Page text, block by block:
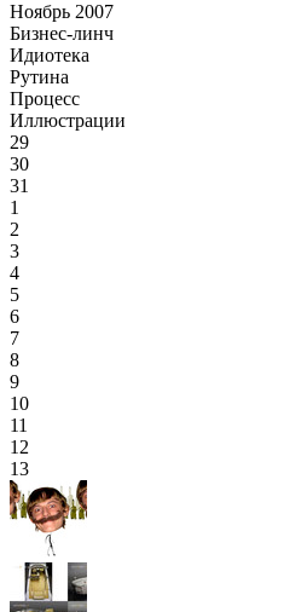
Ноябрь 2007
Бизнес-линч
Идиотека
Рутина
Процесс
Иллюстрации
29
30
31
1
2
3
4
5
6
7
8
9
10
11
12
13